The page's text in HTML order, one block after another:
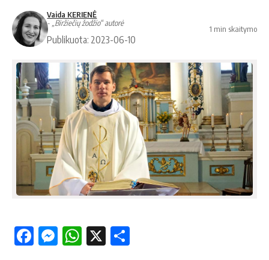
Vaida KERIENĖ
- „Biržiečių žodžio“ autorė
Publikuota: 2023-06-10
1 min skaitymo
Facebook
Messenger
WhatsApp
X